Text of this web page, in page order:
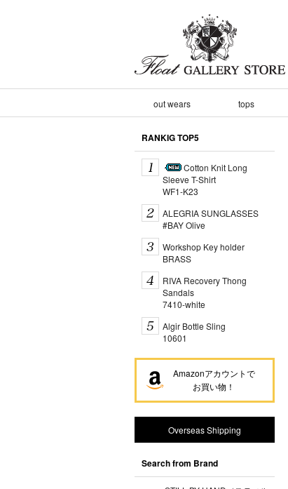
out wears tops
RANKIG TOP5
Cotton Knit Long
Sleeve T-Shirt
WF1-K23
ALEGRIA SUNGLASSES
#BAY Olive
Workshop Key holder
BRASS
RIVA Recovery Thong
Sandals
7410-white
Algir Bottle Sling
10601
Amazonアカウントで
お買い物！
Overseas Shipping
Search from Brand